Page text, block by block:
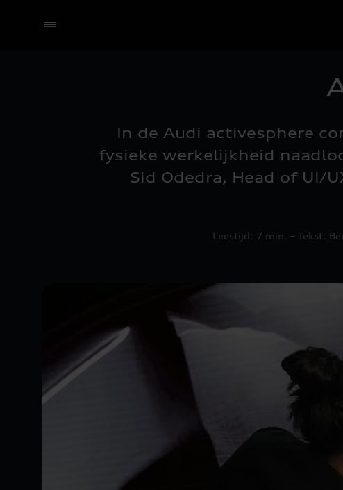
In de Audi activesphere
fysieke werkelijkheid
Sid Odedra, Head of UI/
Leestijd: 7 min. – Tekst: